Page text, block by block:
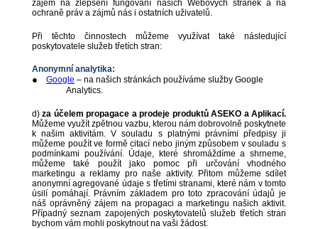
zájem na zlepšení fungování našich Webových stránek a na
ochraně práv a zájmů nás i ostatních uživatelů.
Při těchto činnostech můžeme využívat také následující
poskytovatele služeb třetích stran:
Anonymní analytika:
● Google – na našich stránkách používáme služby Google
Analytics.
d)za účelem propagace a prodeje produktů ASEKO a Aplikací.
Můžeme využít zpětnou vazbu, kterou nám dobrovolně poskytnete
k našim aktivitám. V souladu s platnými právními předpisy ji
můžeme použít ve formě citací nebo jiným způsobem v souladu s
podmínkami používání. Údaje, které shromáždíme a shrneme,
můžeme také použít jako pomoc při určování vhodného
marketingu a reklamy pro naše aktivity. Přitom můžeme sdílet
anonymní agregované údaje s třetími stranami, které nám v tomto
úsilí pomáhají. Právním základem pro toto zpracování údajů je
náš oprávněný zájem na propagaci a marketingu našich aktivit.
Případný seznam zapojených poskytovatelů služeb třetích stran
bychom vám mohli poskytnout na vaši žádost.